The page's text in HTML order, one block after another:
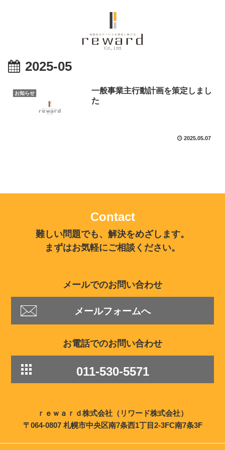
2025-05
お知らせ
一般事業主行動計画を策定しまし
た
2025.05.07
Contact
難しい問題でも、解決をめざします。
まずはお気軽にご相談ください。
メールでのお問い合わせ
メールフォームへ
お電話でのお問い合わせ
011-530-5571
ｒｅｗａｒｄ株式会社（リワード株式会社）
〒064-0807 札幌市中央区南7条西1丁目2-3FC南7条3F